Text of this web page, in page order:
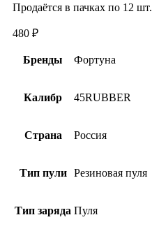
Продаётся в пачках по 12 шт.
480 ₽
Бренды Фортуна
Калибр 45RUBBER
Страна Россия
Тип пули Резиновая пуля
Тип заряда Пуля